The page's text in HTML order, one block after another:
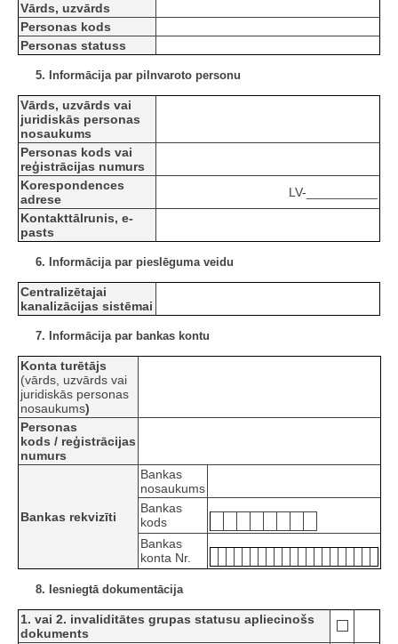
Vārds, uzvārds
Personas kods
Personas statuss
5. Informācija par pilnvaroto personu
Vārds, uzvārds vai
juridiskās personas
nosaukums
Personas kods vai
reģistrācijas numurs
Korespondences
adrese
LV-__________
Kontakttālrunis, e-
pasts
6. Informācija par pieslēguma veidu
Centralizētajai
kanalizācijas sistēmai
7. Informācija par bankas kontu
Konta turētājs
(vārds, uzvārds vai
juridiskās personas
nosaukums)
Personas
kods / reģistrācijas
numurs
Bankas rekvizīti
Bankas
nosaukums
Bankas
kods
Bankas
konta Nr.
8. Iesniegtā dokumentācija
1. vai 2. invaliditātes grupas statusu apliecinošs
dokuments